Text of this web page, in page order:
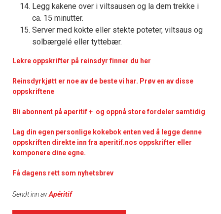
Legg kakene over i viltsausen og la dem trekke i
ca. 15 minutter.
Server med kokte eller stekte poteter, viltsaus og
solbærgelé eller tyttebær.
Lekre oppskrifter på reinsdyr finner du her
Reinsdyrkjøtt er noe av de beste vi har. Prøv en av disse
oppskriftene
Bli abonnent på aperitif + og oppnå store fordeler samtidig
Lag din egen personlige kokebok enten ved å legge denne
oppskriften direkte inn fra aperitif.nos oppskrifter eller
komponere dine egne.
Få dagens rett som nyhetsbrev
Sendt inn avApéritif